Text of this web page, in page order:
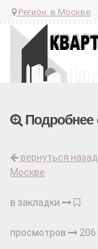
Регион: в Москве
Подробнее
вернуться назад
Москве
в закладки
просмотров 206